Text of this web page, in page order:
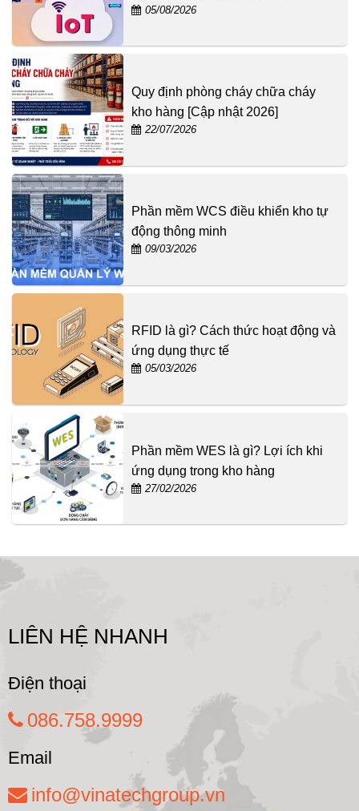
05/08/2026
Quy định phòng cháy chữa cháy
kho hàng [Cập nhật 2026]
22/07/2026
Phần mềm WCS điều khiển kho tự
động thông minh
09/03/2026
RFID là gì? Cách thức hoạt động và
ứng dụng thực tế
05/03/2026
Phần mềm WES là gì? Lợi ích khi
ứng dụng trong kho hàng
27/02/2026
LIÊN HỆ NHANH
Điện thoại
086.758.9999
Email
info@vinatechgroup.vn